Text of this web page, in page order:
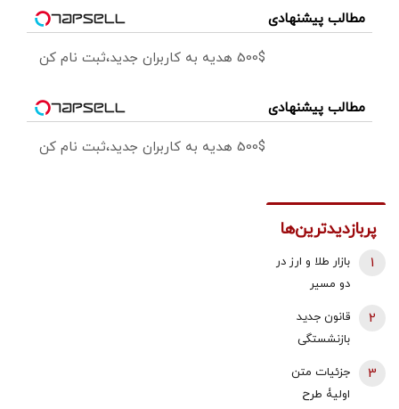
مطالب پیشنهادی
500$ هدیه به کاربران جدید،ثبت نام کن
مطالب پیشنهادی
500$ هدیه به کاربران جدید،ثبت نام کن
پربازدیدترین‌ها
بازار طلا و ارز در
دو مسیر
عقب نشست،
طلا و سکه با
اونس جهانی
بالا رفتند |
1
قانون جدید
بازنشستگی
2
جزئیات متن
اولیۀ طرح
3